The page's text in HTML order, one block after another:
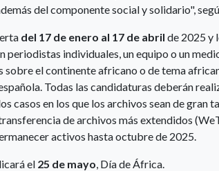
del componente social y solidario",
del 17 de enero al 17 de abril de 2025 y
periodistas individuales, un equipo o un
el continente africano o de tema
Todas las candidaturas deberán
los casos en los que los archivos sean de gran
de archivos más extendidos
activos hasta octubre de 2025.
el 25 de mayo , Día de África.